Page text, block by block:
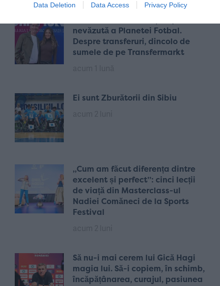
Data Deletion Data Access Privacy Policy
nevăzută a Planetei Fotbal.
Despre transferuri, dincolo de
sumele de pe Transfermarkt
Ei sunt Zburătorii din Sibiu
„Cum am făcut diferența dintre
excelent și perfect”: cinci lecții
de viață din Masterclass-ul
Nadiei Comăneci de la Sports
Festival
Să nu-i mai cerem lui Gică Hagi
magia lui. Să-i copiem, în schimb,
încăpățânarea, curajul, pasiunea